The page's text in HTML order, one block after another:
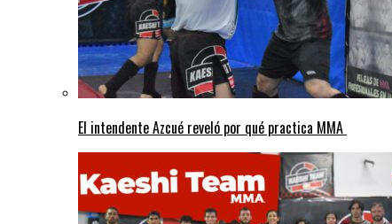
El intendente Azcué reveló por qué practica MMA